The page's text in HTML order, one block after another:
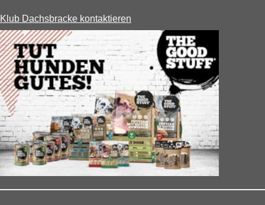
Klub Dachsbracke kontaktieren